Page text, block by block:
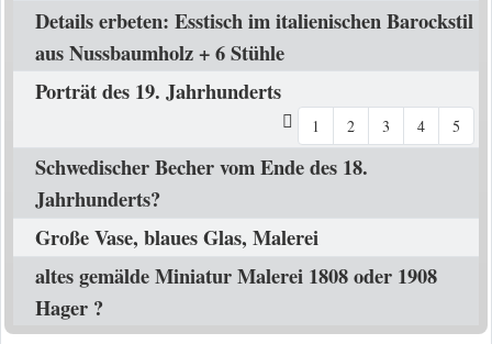
Details erbeten: Esstisch im italienischen Barockstil
aus Nussbaumholz + 6 Stühle
Porträt des 19. Jahrhunderts
1 2 3 4 5
Schwedischer Becher vom Ende des 18.
Jahrhunderts?
Große Vase, blaues Glas, Malerei
altes gemälde Miniatur Malerei 1808 oder 1908
Hager ?